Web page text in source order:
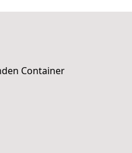
Container